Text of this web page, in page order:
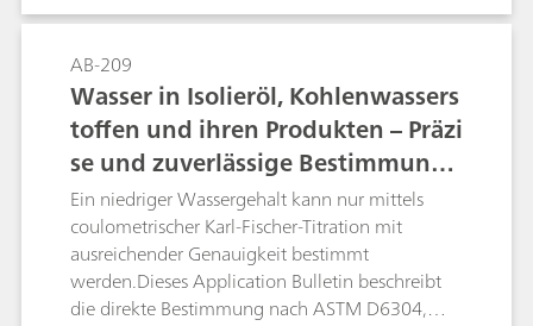
Karl-Fischer-Methode; Oxidationsstabilität nach
Verseifungszahl; Säurezahl, freie Fettsäuren
(FFA); Hydroxylzahl; Nickelspuren mittels
Polarographie; Bei diesen Methoden wird
besonders auf die Vermeidung chlorierter
Lösungsmittel geachtet. Darüber hinaus sind
möglichst viele der genannten Methoden
automatisiert.
AB-209
Wasser in Isolieröl, Kohlenwassers
toffen und ihren Produkten – Präzi
se und zuverlässige Bestimmung
mittels Karl-Fischer-Titration
Ein niedriger Wassergehalt kann nur mittels
coulometrischer Karl-Fischer-Titration mit
ausreichender Genauigkeit bestimmt
werden.Dieses Application Bulletin beschreibt
die direkte Bestimmung nach ASTM D6304,